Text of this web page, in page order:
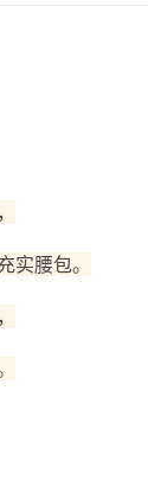
腰包。